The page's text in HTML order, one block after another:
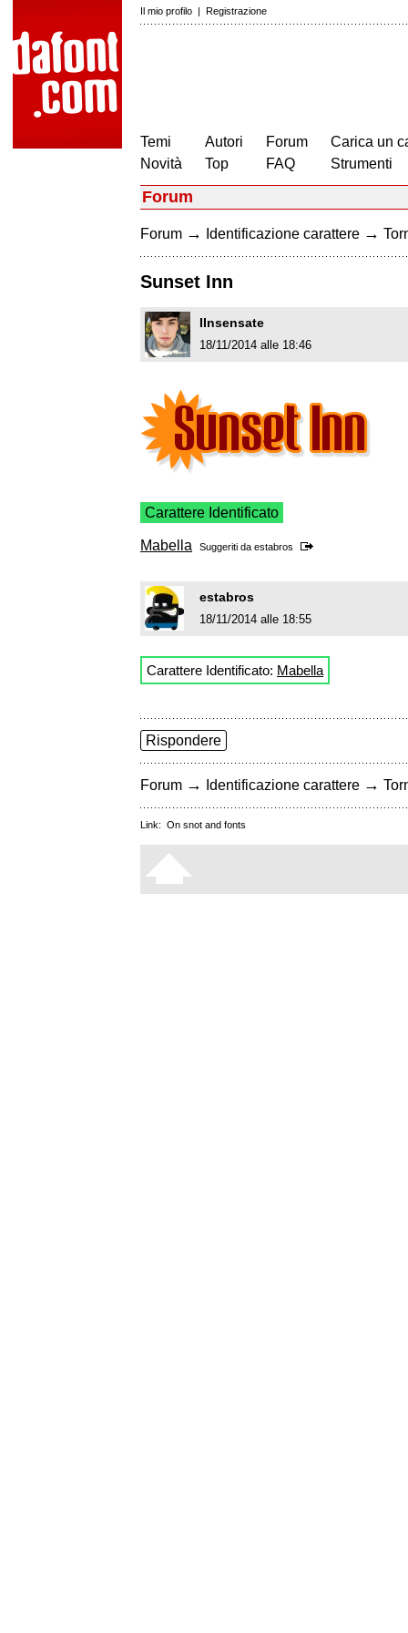
Il mio profilo | Registrazione
Temi
Novità
Autori
Top
Forum
FAQ
Carica un
Strumenti
Forum
Forum → Identificazione carattere →
Sunset Inn
IInsensate
18/11/2014 alle 18:46
Carattere Identificato
Mabella Suggeriti da estabros
estabros
18/11/2014 alle 18:55
Carattere Identificato: Mabella
Rispondere
Forum → Identificazione carattere →
Link: On snot and fonts